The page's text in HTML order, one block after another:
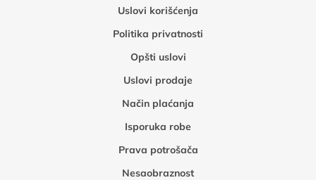
Uslovi korišćenja
Politika privatnosti
Opšti uslovi
Uslovi prodaje
Način plaćanja
Isporuka robe
Prava potrošača
Nesaobraznost